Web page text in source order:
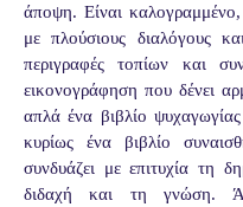
άποψη. Είναι
με πλούσιους διαλόγους
περιγραφές τοπίων και
εικονογράφηση που δένει
απλά ένα βιβλίο
κυρίως ένα βιβλίο
συνδυάζει με επιτυχία τη
διδαχή και τη γνώση.